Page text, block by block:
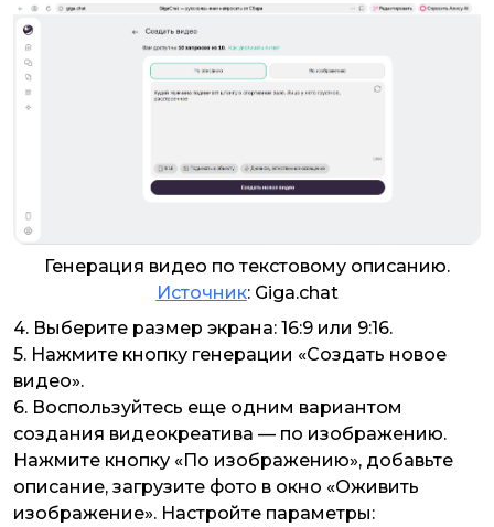
Генерация видео по текстовому описанию.
Источник: Giga.chat
4. Выберите размер экрана: 16:9 или 9:16.
5. Нажмите кнопку генерации «Создать новое
видео».
6. Воспользуйтесь еще одним вариантом
создания видеокреатива — по изображению.
Нажмите кнопку «По изображению», добавьте
описание, загрузите фото в окно «Оживить
изображение». Настройте параметры: